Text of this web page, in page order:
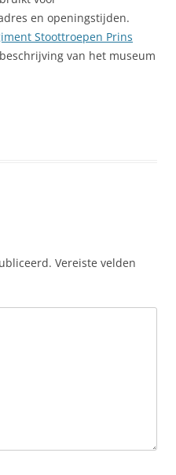
en openingstijden.
Stoottroepen Prins
van het museum
Vereiste velden